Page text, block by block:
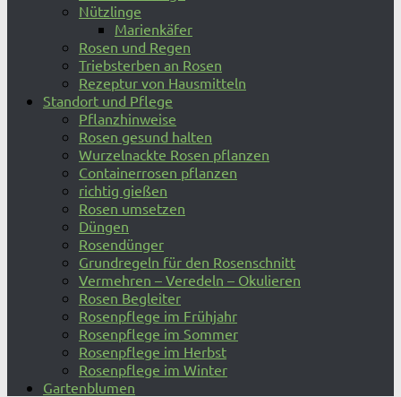
Nützlinge
Marienkäfer
Rosen und Regen
Triebsterben an Rosen
Rezeptur von Hausmitteln
Standort und Pflege
Pflanzhinweise
Rosen gesund halten
Wurzelnackte Rosen pflanzen
Containerrosen pflanzen
richtig gießen
Rosen umsetzen
Düngen
Rosendünger
Grundregeln für den Rosenschnitt
Vermehren – Veredeln – Okulieren
Rosen Begleiter
Rosenpflege im Frühjahr
Rosenpflege im Sommer
Rosenpflege im Herbst
Rosenpflege im Winter
Gartenblumen